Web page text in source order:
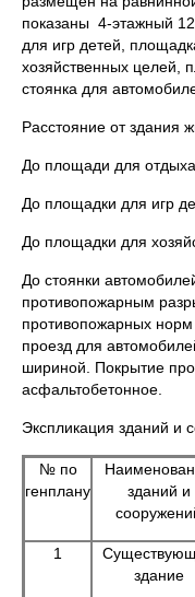
показаны 4-этажный
для игр детей,
хозяйственных целей,
стоянка для
Расстояние от здания
До площади для
До площадки для игр
До площадки для
До стоянки
противопожарным
противопожарных
проезд для
шириной. Покрытие
асфальтобетонное.
Экспликация зданий и
№ по
генплану
зданий и
1
здание